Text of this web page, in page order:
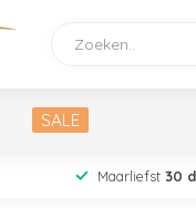
SALE
Maarliefst 30